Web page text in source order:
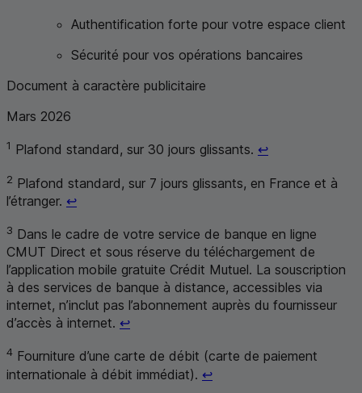
Authentification forte pour votre espace client
Sécurité pour vos opérations bancaires
Document à caractère publicitaire
Mars 2026
1 Plafond standard, sur 30 jours glissants. ↩Retour au
2 Plafond standard, sur 7 jours glissants, en France et à
l’étranger. ↩Retour au renvoi 2
3 Dans le cadre de votre service de banque en ligne
CMUT Direct et sous réserve du téléchargement de
l’application mobile gratuite Crédit Mutuel. La souscription
à des services de banque à distance, accessibles via
internet, n’inclut pas l’abonnement auprès du fournisseur
d’accès à internet. ↩Retour au renvoi 3
4 Fourniture d’une carte de débit (carte de paiement
internationale à débit immédiat). ↩Retour au renvoi 4